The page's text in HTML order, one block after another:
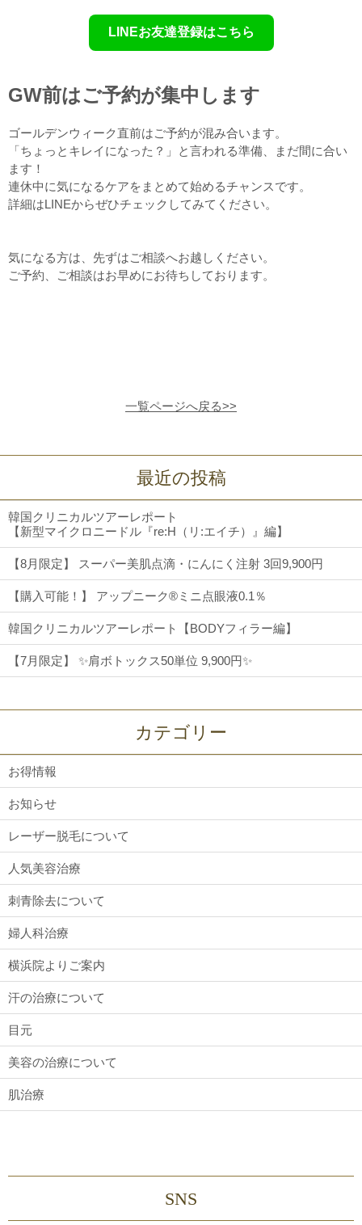
LINEお友達登録はこちら
GW前はご予約が集中します
ゴールデンウィーク直前はご予約が混み合います。
「ちょっとキレイになった？」と言われる準備、まだ間に合い
ます！
連休中に気になるケアをまとめて始めるチャンスです。
詳細はLINEからぜひチェックしてみてください。
気になる方は、先ずはご相談へお越しください。
ご予約、ご相談はお早めにお待ちしております。
一覧ページへ戻る>>
最近の投稿
韓国クリニカルツアーレポート
【新型マイクロニードル『re:H（リ:エイチ）』編】
【8月限定】 スーパー美肌点滴・にんにく注射 3回9,900円
【購入可能！】 アップニーク®ミニ点眼液0.1％
韓国クリニカルツアーレポート【BODYフィラー編】
【7月限定】 ✨肩ボトックス50単位 9,900円✨
カテゴリー
お得情報
お知らせ
レーザー脱毛について
人気美容治療
刺青除去について
婦人科治療
横浜院よりご案内
汗の治療について
目元
美容の治療について
肌治療
SNS